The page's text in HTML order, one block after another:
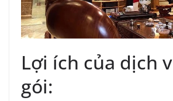
Lợi ích của dịch
gói: